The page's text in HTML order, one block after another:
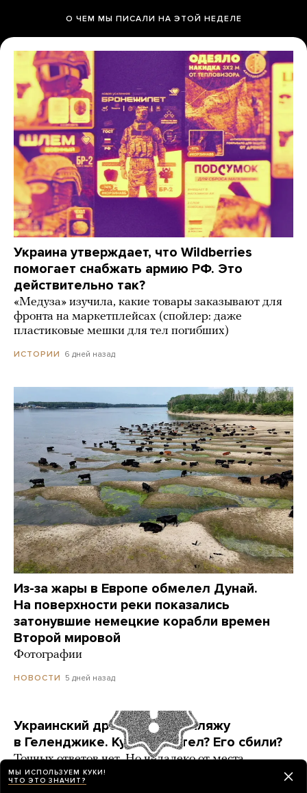
О ЧЕМ МЫ ПИСАЛИ НА ЭТОЙ НЕДЕЛЕ
Украина утверждает, что Wildberries
помогает снабжать армию РФ. Это
действительно так?
«Медуза» изучила, какие товары заказывают для
фронта на маркетплейсах (спойлер: даже
пластиковые мешки для тел погибших)
ИСТОРИИ 6 дней назад
Из-за жары в Европе обмелел Дунай.
На поверхности реки показались
затонувшие немецкие корабли времен
Второй мировой
Фотографии
НОВОСТИ 5 дней назад
Украинский дрон попал по пляжу
в Геленджике. Куда он летел? Его сбили?
Точных ответов нет. Но недалеко от места
ЧП находится объект, который могла защищать
ПВО
МЫ ИСПОЛЬЗУЕМ КУКИ!
ЧТО ЭТО ЗНАЧИТ?